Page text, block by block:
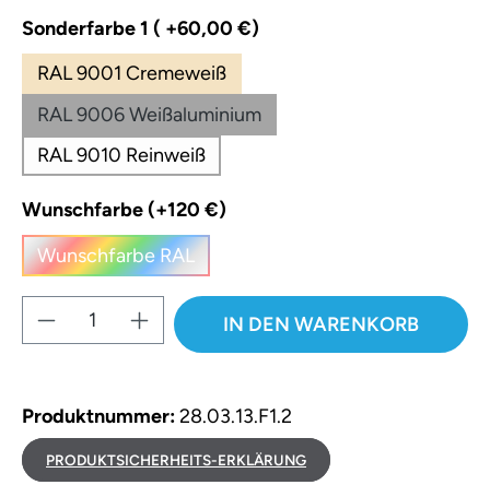
Sonderfarbe 1 ( +60,00 €)
RAL 9001 Cremeweiß
RAL 9006 Weißaluminium
RAL 9010 Reinweiß
Wunschfarbe (+120 €)
Wunschfarbe RAL
(Diese Option ist zurzeit nicht verfügbar.)
Produkt Anzahl: Gib denIN DEN WARENKORB
Produktnummer:28.03.13.F1.2
PRODUKTSICHERHEITS-ERKLÄRUNG